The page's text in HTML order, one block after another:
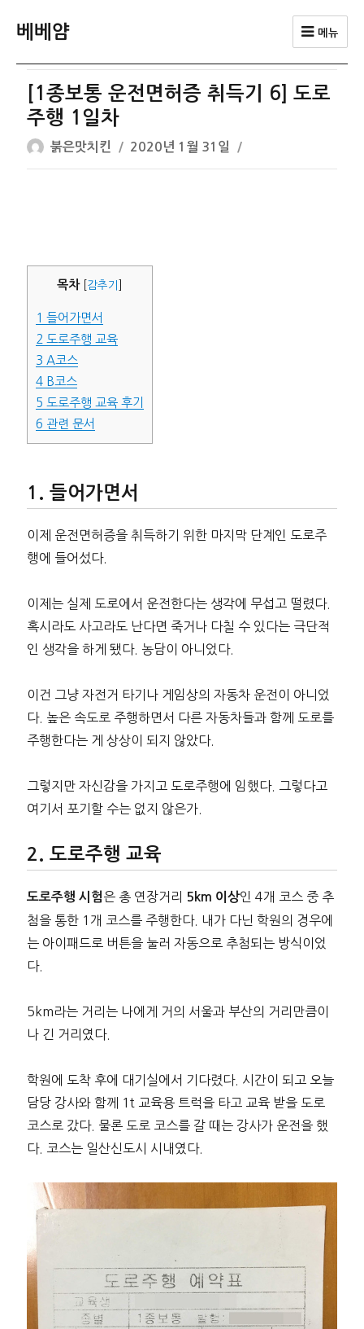
베베얌 메뉴
[1종보통 운전면허증 취득기 6] 도로
주행 1일차
글
쓴
붉은맛치킨
작
성
2020년 1월 31일
목차 감추기
1 들어가면서
2 도로주행 교육
3 A코스
4B코스
5 도로주행 교육 후기
6 관련 문서
들어가면서
이제 운전면허증을 취득하기 위한 마지막 단계인 도로주
행에 들어섰다.
이제는 실제 도로에서 운전한다는 생각에 무섭고 떨렸다.
혹시라도 사고라도 난다면 죽거나 다칠 수 있다는 극단적
인 생각을 하게 됐다. 농담이 아니었다.
이건 그냥 자전거 타기나 게임상의 자동차 운전이 아니었
다. 높은 속도로 주행하면서 다른 자동차들과 함께 도로를
주행한다는 게 상상이 되지 않았다.
그렇지만 자신감을 가지고 도로주행에 임했다. 그렇다고
여기서 포기할 수는 없지 않은가.
도로주행 교육
도로주행 시험 은 총 연장거리 5km 이상인 4개 코스 중 추
첨을 통한 1개 코스를 주행한다. 내가 다닌 학원의 경우에
는 아이패드로 버튼을 눌러 자동으로 추첨되는 방식이었
다.
5km라는 거리는 나에게 거의 서울과 부산의 거리만큼이
나 긴 거리였다.
학원에 도착 후에 대기실에서 기다렸다. 시간이 되고 오늘
담당 강사와 함께 1t 교육용 트럭을 타고 교육 받을 도로
코스로 갔다. 물론 도로 코스를 갈 때는 강사가 운전을 했
다. 코스는 일산신도시 시내였다.